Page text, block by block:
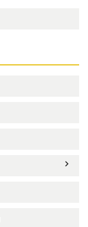
keyboard_arrow_right